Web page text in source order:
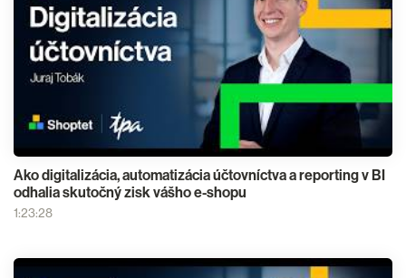
Ako digitalizácia, automatizácia účtovníctva a reporting v BI
odhalia skutočný zisk vášho e-shopu
1:23:28